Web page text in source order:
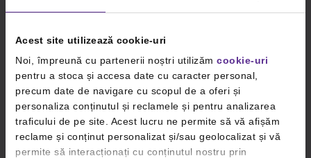
Acest site utilizează cookie-uri
Noi, împreună cu partenerii noștri utilizăm cookie-uri
pentru a stoca și accesa date cu caracter personal,
precum date de navigare cu scopul de a oferi și
personaliza conținutul și reclamele și pentru analizarea
traficului de pe site. Acest lucru ne permite să vă afișăm
reclame și conținut personalizat și/sau geolocalizat și vă
permite să interacționați cu conținutul nostru prin